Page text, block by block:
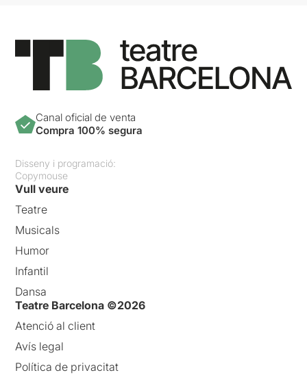
Canal oficial de venta
Compra 100% segura
Disseny i programació:
Copymouse
Vull veure
Teatre
Musicals
Humor
Infantil
Dansa
Teatre Barcelona ©2026
Atenció al client
Avís legal
Política de privacitat